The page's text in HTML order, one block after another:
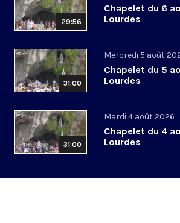
29:56
Chapelet du 6
Lourdes
31:00
Mercredi 5 août
Chapelet du 5
Lourdes
31:00
Mardi 4 août 2026
Chapelet du 4
Lourdes